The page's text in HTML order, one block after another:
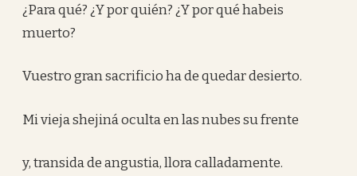
¿Para qué? ¿Y por quién? ¿Y por qué habeis
muerto?
Vuestro gran sacrificio ha de quedar desierto.
Mi vieja shejiná oculta en las nubes su frente
y, transida de angustia, llora calladamente.